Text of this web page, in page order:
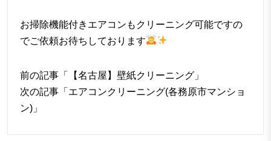
お掃除機能付きエアコンもクリーニング可能ですの
でご依頼お待ちしております
前の記事「 【名古屋】壁紙クリーニング 」
次の記事「 エアコンクリーニング(各務原市マンショ
ン) 」